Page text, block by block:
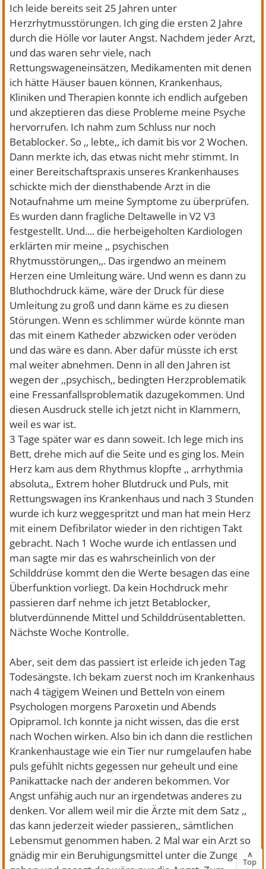
Ich leide bereits seit 25 Jahren unter
Herzrhytmusstörungen. Ich ging die ersten 2 Jahre
durch die Hölle vor lauter Angst. Nachdem jeder Arzt,
und das waren sehr viele, nach
Rettungswageneinsätzen, Medikamenten mit denen
ich hätte Häuser bauen können, Krankenhaus,
Kliniken und Therapien konnte ich endlich aufgeben
und akzeptieren das diese Probleme meine Psyche
hervorrufen. Ich nahm zum Schluss nur noch
Betablocker. So ,, lebte,, ich damit bis vor 2 Wochen.
Dann merkte ich, das etwas nicht mehr stimmt. In
einer Bereitschaftspraxis unseres Krankenhauses
schickte mich der diensthabende Arzt in die
Notaufnahme um meine Symptome zu überprüfen.
Es wurden dann fragliche Deltawelle in V2 V3
festgestellt. Und.... die herbeigeholten Kardiologen
erklärten mir meine ,, psychischen
Rhytmusstörungen,,. Das irgendwo an meinem
Herzen eine Umleitung wäre. Und wenn es dann zu
Bluthochdruck käme, wäre der Druck für diese
Umleitung zu groß und dann käme es zu diesen
Störungen. Wenn es schlimmer würde könnte man
das mit einem Katheder abzwicken oder veröden
und das wäre es dann. Aber dafür müsste ich erst
mal weiter abnehmen. Denn in all den Jahren ist
wegen der ,,psychisch,, bedingten Herzproblematik
eine Fressanfallsproblematik dazugekommen. Und
diesen Ausdruck stelle ich jetzt nicht in Klammern,
weil es war ist.
3 Tage später war es dann soweit. Ich lege mich ins
Bett, drehe mich auf die Seite und es ging los. Mein
Herz kam aus dem Rhythmus klopfte ,, arrhythmia
absoluta,, Extrem hoher Blutdruck und Puls, mit
Rettungswagen ins Krankenhaus und nach 3 Stunden
wurde ich kurz weggespritzt und man hat mein Herz
mit einem Defibrilator wieder in den richtigen Takt
gebracht. Nach 1 Woche wurde ich entlassen und
man sagte mir das es wahrscheinlich von der
Schilddrüse kommt den die Werte besagen das eine
Überfunktion vorliegt. Da kein Hochdruck mehr
passieren darf nehme ich jetzt Betablocker,
blutverdünnende Mittel und Schilddrüsentabletten.
Nächste Woche Kontrolle.
Aber, seit dem das passiert ist erleide ich jeden Tag
Todesängste. Ich bekam zuerst noch im Krankenhaus
nach 4 tägigem Weinen und Betteln von einem
Psychologen morgens Paroxetin und Abends
Opipramol. Ich konnte ja nicht wissen, das die erst
nach Wochen wirken. Also bin ich dann die restlichen
Krankenhaustage wie ein Tier nur rumgelaufen habe
puls gefühlt nichts gegessen nur geheult und eine
Panikattacke nach der anderen bekommen. Vor
Angst unfähig auch nur an irgendetwas anderes zu
denken. Vor allem weil mir die Ärzte mit dem Satz ,,
das kann jederzeit wieder passieren,, sämtlichen
Lebensmut genommen haben. 2 Mal war ein Arzt so
gnädig mir ein Beruhigungsmittel unter die Zunge zu
∧
Top